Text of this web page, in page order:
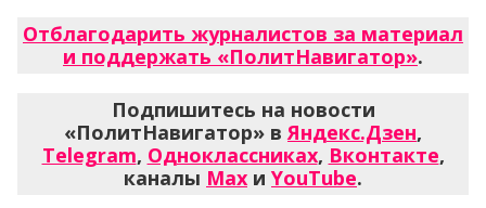
Отблагодарить журналистов за материал
и поддержать «ПолитНавигатор».
Подпишитесь на новости
«ПолитНавигатор» вЯндекс.Дзен,
Telegram, Одноклассниках, Вконтакте,
каналы Max и YouTube.